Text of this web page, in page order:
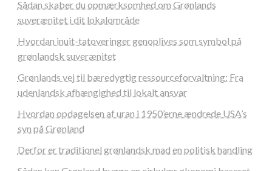
Sådan skaber du opmærksomhed om Grønlands
suverænitet i dit lokalområde
Hvordan inuit-tatoveringer genoplives som symbol på
grønlandsk suverænitet
Grønlands vej til bæredygtig ressourceforvaltning: Fra
udenlandsk afhængighed til lokalt ansvar
Hvordan opdagelsen af uran i 1950’erne ændrede USA’s
syn på Grønland
Derfor er traditionel grønlandsk mad en politisk handling